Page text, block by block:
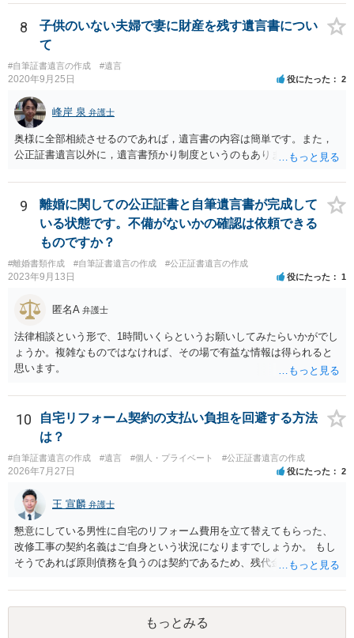
投資信託は他の相続人にというような分け方をするのか等について
は、相続人間で遺産分割協議により決める必要があります）。
8
子供のいない夫婦で妻に財産を残す遺言書につい
て
#自筆証書遺言の作成 #遺言
2020年9月25日 役にたった 2
峰岸 泉 弁護士
奥様に全部相続させるのであれば，遺言書の内容は簡単です。また，
公正証書遺言以外に，遺言書預かり制度というのもあります。
9
離婚に関しての公正証書と自筆遺言書が完成して
いる状態です。不備がないかの確認は依頼できる
ものですか？
#離婚書類作成 #自筆証書遺言の作成 #公正証書遺言の作成
2023年9月13日 役にたった 1
匿名A 弁護士
法律相談という形で、1時間いくらというお願いしてみたらいかがでし
ょうか。複雑なものではなければ、その場で有益な情報は得られると
思います。
10
自宅リフォーム契約の支払い負担を回避する方法
は？
#自筆証書遺言の作成 #遺言 #個人・プライベート #公正証書遺言の作成
2026年7月27日 役にたった 2
王 宣麟 弁護士
懇意にしている男性に自宅のリフォーム費用を立て替えてもらった、
改修工事の契約名義はご自身という状況になりますでしょうか。 もし
そうであれば原則債務を負うのは契約であるため、残代金を捻出して
ます。 入籍した場合でも、原則契約者が単独で全ての債務を負うこと
には変わりがありません。 なかなか対応に難しい案件であり、公開の
場でアドバイスを行うのも限界があるように思われますので、資料等
もっとみる